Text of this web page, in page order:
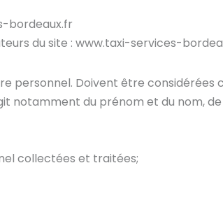
bordeaux.fr
du site : www.taxi-services-
personnel. Doivent être considérées
notamment du prénom et du nom, de
collectées et traitées;